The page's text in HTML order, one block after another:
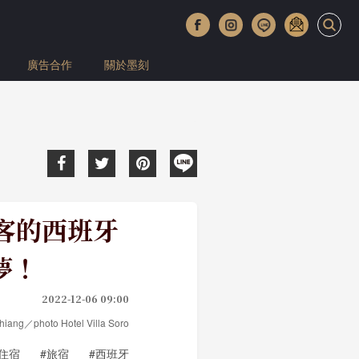
廣告合作 關於墨刻
的西班牙
2022-12-06 09:00
／photo Hotel Villa Soro
宿 #旅宿 #西班牙